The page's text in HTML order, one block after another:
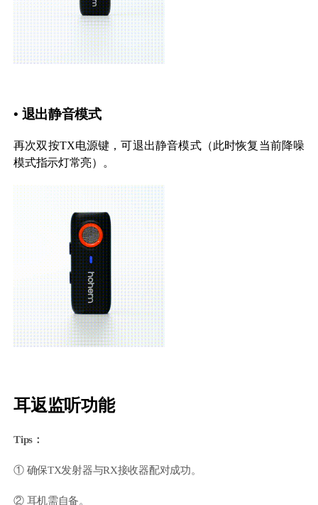
• 退出静音模式
再次双按TX电源键，可退出静音模式（此时恢复当前降噪
模式指示灯常亮）。
耳返监听功能
Tips：
① 确保TX发射器与RX接收器配对成功。
② 耳机需自备。